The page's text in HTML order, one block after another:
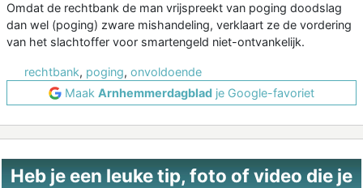
Omdat de rechtbank de man vrijspreekt van poging doodslag
dan wel (poging) zware mishandeling, verklaart ze de vordering
van het slachtoffer voor smartengeld niet-ontvankelijk.
rechtbank, poging, onvoldoende
Maak Arnhemmerdagblad je Google-favoriet
Heb je een leuke tip, foto of video die je